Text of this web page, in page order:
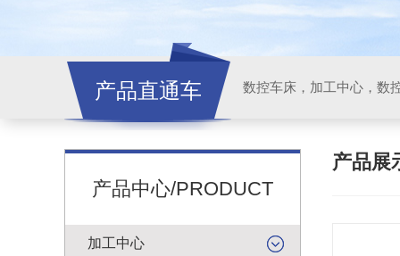
产品直通车
产品中心/PRODUCT
加工中心
产品展